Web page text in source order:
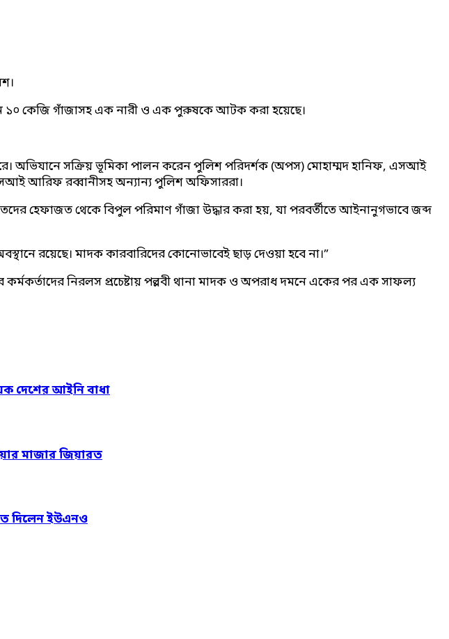
১০ কেজি গাঁজাসহ এক নারী ও এক পুরুষকে আটক করা হয়েছে।
অভিযানে সক্রিয় ভূমিকা পালন করেন পুলিশ পরিদর্শক (অপস) মোহাম্মদ হানিফ, এসআই
আরিফ রব্বানীসহ অন্যান্য পুলিশ অফিসাররা।
হেফাজত থেকে বিপুল পরিমাণ গাঁজা উদ্ধার করা হয়, যা পরবর্তীতে আইনানুগভাবে জব্দ
রয়েছে। মাদক কারবারিদের কোনোভাবেই ছাড় দেওয়া হবে না।”
নিরলস প্রচেষ্টায় পল্লবী থানা মাদক ও অপরাধ দমনে একের পর এক সাফল্য
দেশের আইনি বাধা
মাজার জিয়ারত
দিলেন ইউএনও